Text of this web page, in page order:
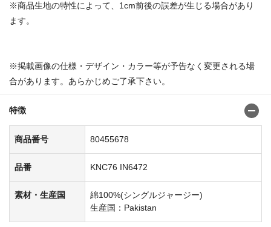
※商品生地の特性によって、1cm前後の誤差が生じる場合があり
ます。
※掲載画像の仕様・デザイン・カラー等が予告なく変更される場
合があります。あらかじめご了承下さい。
特徴
商品番号 80455678
品番 KNC76 IN6472
素材・生産国
綿100%(シングルジャージー)
生産国：Pakistan